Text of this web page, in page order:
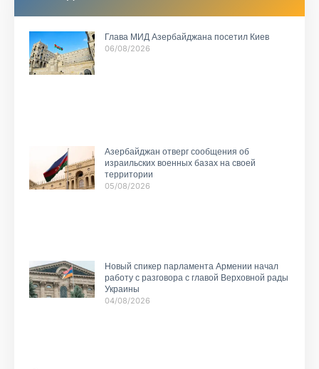
Глава МИД Азербайджана посетил Киев
06/08/2026
Азербайджан отверг сообщения об
израильских военных базах на своей
территории
05/08/2026
Новый спикер парламента Армении начал
работу с разговора с главой Верховной рады
Украины
04/08/2026